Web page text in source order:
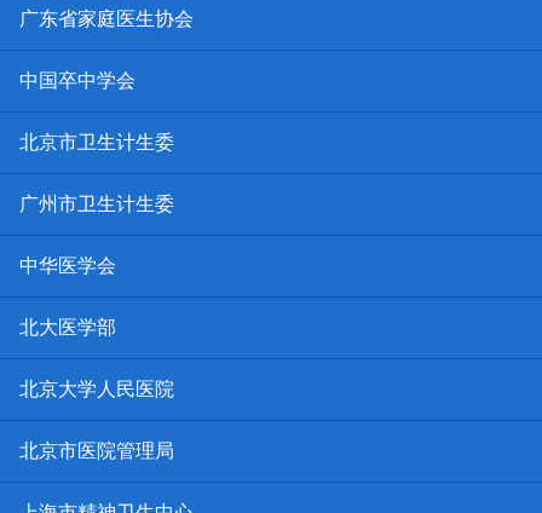
广东省家庭医生协会
中国卒中学会
北京市卫生计生委
广州市卫生计生委
中华医学会
北大医学部
北京大学人民医院
北京市医院管理局